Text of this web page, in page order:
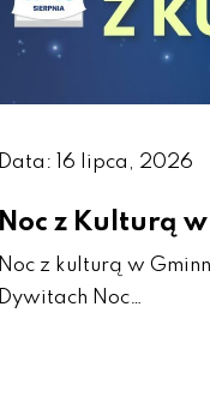
Data: 16 lipca, 2026
Noc z Kulturą
Noc z kulturą w
Dywitach Noc…